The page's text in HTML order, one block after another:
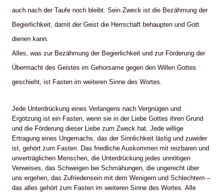
auch nach der Taufe noch bleibt. Sein Zweck ist die Bezähmung der
Begierlichkeit, damit der Geist die Herrschaft behaupten und Gott
dienen kann.
Alles, was zur Bezähmung der Begierlichkeit und zur Förderung der
Übermacht des Geistes im Gehorsame gegen den Willen Gottes
geschieht, ist Fasten im weiteren Sinne des Wortes.
Jede Unterdrückung eines Verlangens nach Vergnügen und
Ergötzung ist ein Fasten, wenn sie in der Liebe Gottes ihren Grund
und die Förderung dieser Liebe zum Zweck hat. Jede willige
Ertragung eines Ungemachs, das der Sinnlichkeit lästig und zuwider
ist, gehört zum Fasten. Das friedliche Auskommen mit reizbaren und
unverträglichen Menschen, die Unterdrückung jedes unnötigen
Verweises, das Schweigen bei Schmähungen, die ungerecht über
uns ergehen, das Zufriedensein mit dem Wenigern und Schlechtern –
das alles gehört zum Fasten im weiteren Sinne des Wortes. Alle